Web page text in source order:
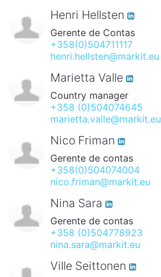
Henri Hellsten
Gerente de Contas
+358(0)504711117
henri.hellsten@markit.eu
Marietta Valle
Country manager
+358 (0)504074645
marietta.valle@markit.eu
Nico Friman
Gerente de contas
+358(0)504074004
nico.friman@markit.eu
Nina Sara
Gerente de contas
+358 (0)504778923
nina.sara@markit.eu
Ville Seittonen